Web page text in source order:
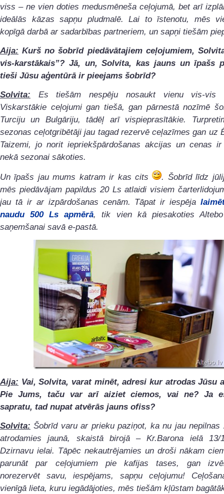
viss – ne vien doties medusmēneša ceļojumā, bet arī
ideālās kāzas sapņu pludmalē. Lai to īstenotu, mēs
kopīgā darbā ar sadarbības partneriem, un sapņi tiešām
Aija: Kurš no šobrīd piedāvātajiem ceļojumiem,
vis-karstākais”? Jā, un, Solvita, kas jauns un īpašs
tieši Jūsu aģentūrā ir pieejams šobrīd?
Solvita: Es tiešām nespēju nosaukt vienu vis-vis
Viskarstākie ceļojumi gan tiešā, gan pārnestā nozīmē
Turciju un Bulgāriju, tādēļ arī vispieprasītākie.
sezonas ceļotgribētāji jau tagad rezervē ceļazīmes gan uz
Taizemi, jo norit iepriekšpārdošanas akcijas un cenas ir
nekā sezonai sākoties.
Un īpašs jau mums katram ir kas cits
. Šobrīd līdz
mēs piedāvājam papildus 20 Ls atlaidi visiem
jau tā ir ar izpārdošanas cenām. Tāpat ir iespēja
naudu 500 Ls apmērā, tik vien kā piesakoties Altebo
saņemšanai savā e-pastā.
Aija: Vai, Solvita, varat minēt, adresi kur atrodas Jūsu
Pie Jums, taču var arī aiziet ciemos, vai ne? Ja
sapratu, tad nupat atvērās jauns ofiss?
Solvita: Šobrīd varu ar prieku paziņot, ka nu jau nepilnas
atrodamies jaunā, skaistā birojā – Kr.Barona ielā 13/
Dzirnavu ielai. Tāpēc nekautrējamies un droši nākam
parunāt par ceļojumiem pie kafijas tases, gan
norezervēt savu, iespējams, sapņu ceļojumu!
vienīgā lieta, kuru iegādājoties, mēs tiešām kļūstam